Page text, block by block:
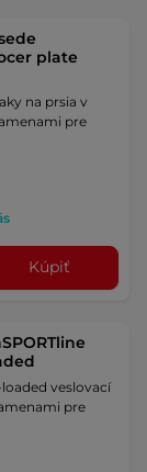
plate
na prsia v
pre
Kúpiť
veslovací
pre